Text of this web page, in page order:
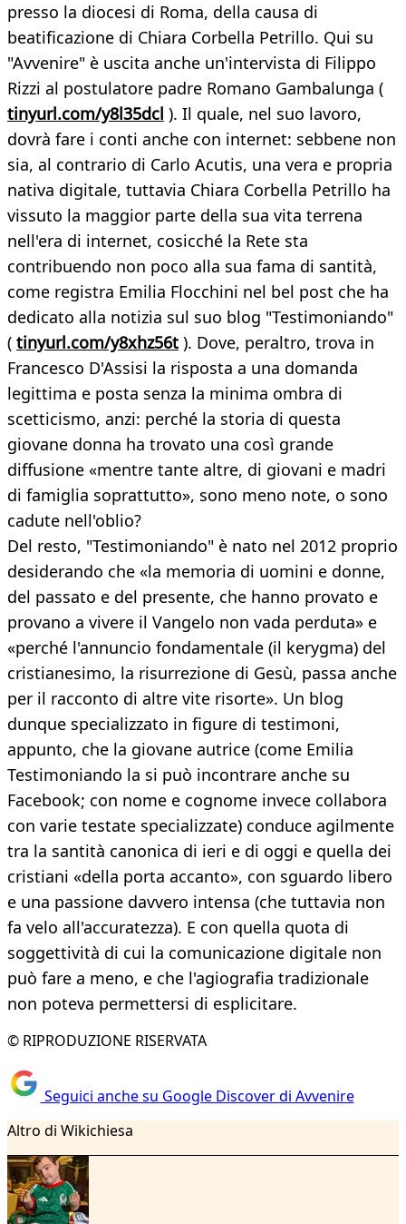
presso la diocesi di Roma, della causa di
beatificazione di Chiara Corbella Petrillo. Qui su
"Avvenire" è uscita anche un'intervista di Filippo
Rizzi al postulatore padre Romano Gambalunga (
tinyurl.com/y8l35dcl ). Il quale, nel suo lavoro,
dovrà fare i conti anche con internet: sebbene non
sia, al contrario di Carlo Acutis, una vera e propria
nativa digitale, tuttavia Chiara Corbella Petrillo ha
vissuto la maggior parte della sua vita terrena
nell'era di internet, cosicché la Rete sta
contribuendo non poco alla sua fama di santità,
come registra Emilia Flocchini nel bel post che ha
dedicato alla notizia sul suo blog "Testimoniando"
( tinyurl.com/y8xhz56t ). Dove, peraltro, trova in
Francesco D'Assisi la risposta a una domanda
legittima e posta senza la minima ombra di
scetticismo, anzi: perché la storia di questa
giovane donna ha trovato una così grande
diffusione «mentre tante altre, di giovani e madri
di famiglia soprattutto», sono meno note, o sono
cadute nell'oblio?
Del resto, "Testimoniando" è nato nel 2012 proprio
desiderando che «la memoria di uomini e donne,
del passato e del presente, che hanno provato e
provano a vivere il Vangelo non vada perduta» e
«perché l'annuncio fondamentale (il kerygma) del
cristianesimo, la risurrezione di Gesù, passa anche
per il racconto di altre vite risorte». Un blog
dunque specializzato in figure di testimoni,
appunto, che la giovane autrice (come Emilia
Testimoniando la si può incontrare anche su
Facebook; con nome e cognome invece collabora
con varie testate specializzate) conduce agilmente
tra la santità canonica di ieri e di oggi e quella dei
cristiani «della porta accanto», con sguardo libero
e una passione davvero intensa (che tuttavia non
fa velo all'accuratezza). E con quella quota di
soggettività di cui la comunicazione digitale non
può fare a meno, e che l'agiografia tradizionale
non poteva permettersi di esplicitare.
© RIPRODUZIONE RISERVATA
Seguici anche su Google Discover di Avvenire
Altro di Wikichiesa